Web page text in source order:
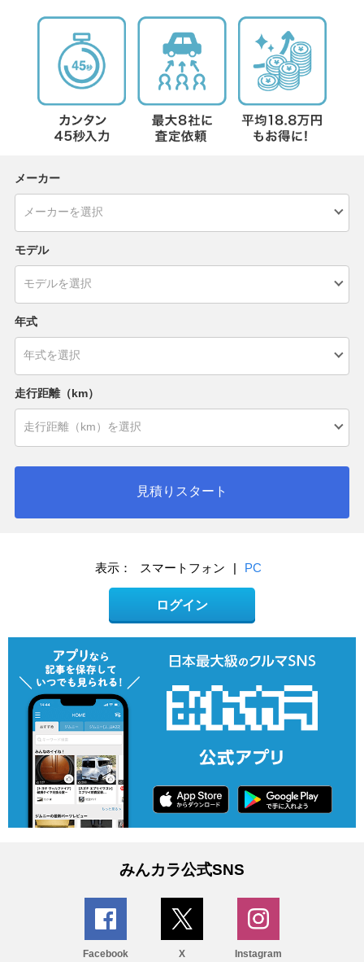
メーカー
モデル
年式
走行距離（km）
見積りスタート
表示： スマートフォン | PC
ログイン
みんカラ公式SNS
Facebook X Instagram